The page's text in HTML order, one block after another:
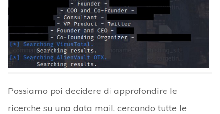
Possiamo poi decidere di approfondire le
ricerche su una data mail, cercando tutte le